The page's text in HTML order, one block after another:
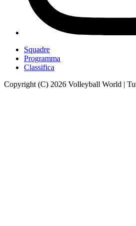
Squadre
Programma
Classifica
Copyright (C) 2026 Volleyball World |